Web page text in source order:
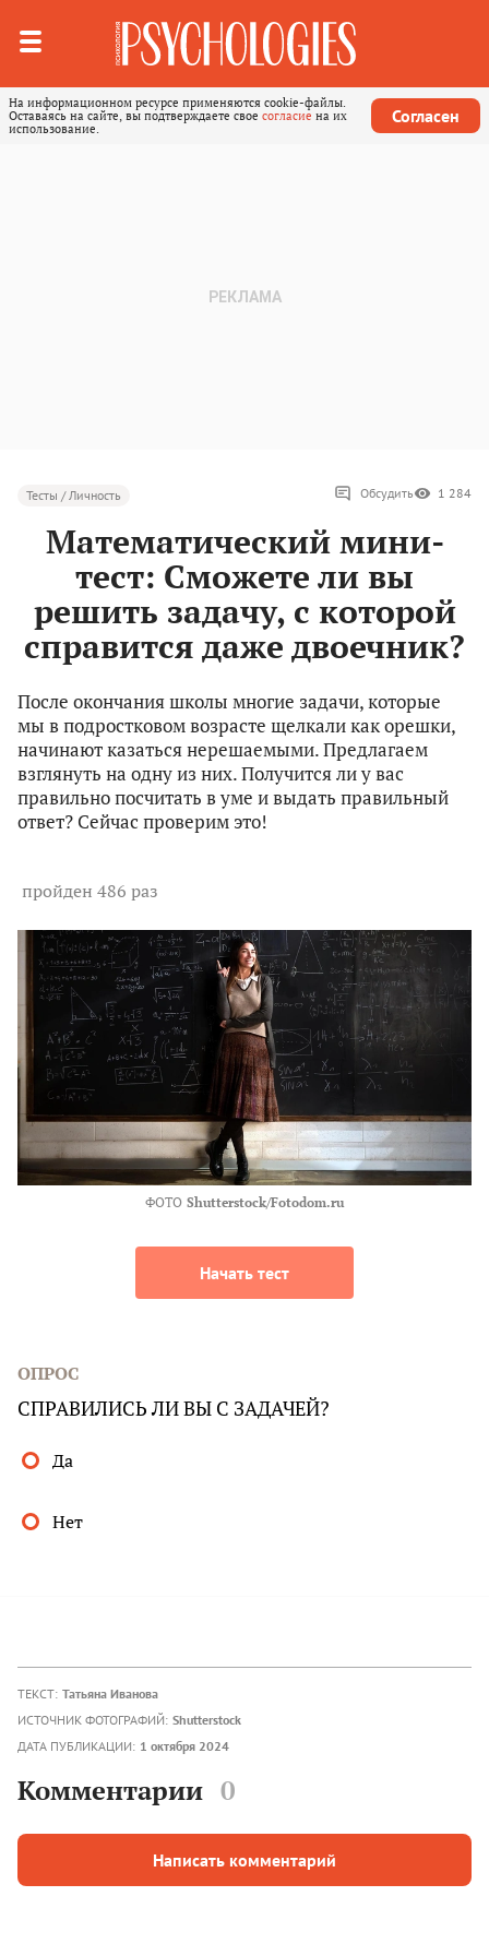
На информационном ресурсе применяются cookie-файлы.
Оставаясь на сайте, вы подтверждаете свое согласие на их
использование.
Согласен
Тесты / Личность Обсудить 1 284
Математический мини-
тест: Сможете ли вы
решить задачу, с которой
справится даже двоечник?
После окончания школы многие задачи, которые
мы в подростковом возрасте щелкали как орешки,
начинают казаться нерешаемыми. Предлагаем
взглянуть на одну из них. Получится ли у вас
правильно посчитать в уме и выдать правильный
ответ? Сейчас проверим это!
пройден 486 раз
ФОТО Shutterstock/Fotodom.ru
Начать тест
ОПРОС
СПРАВИЛИСЬ ЛИ ВЫ С ЗАДАЧЕЙ?
Да
Нет
ТЕКСТ: Татьяна Иванова
ИСТОЧНИК ФОТОГРАФИЙ: Shutterstock
ДАТА ПУБЛИКАЦИИ: 1 октября 2024
Комментарии 0
Написать комментарий